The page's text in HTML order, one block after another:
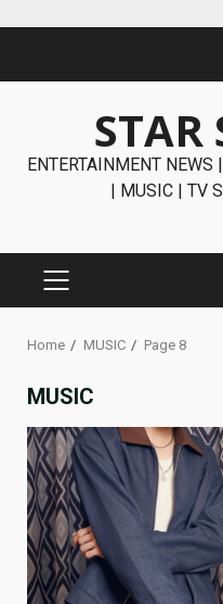
STAR
ENTERTAINMENT
| MUSIC | TV
PRIMARY
Home MUSIC Page 8
MUSIC